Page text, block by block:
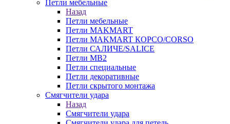
Петли мебельные
Назад
Петли мебельные
Петли MAKMART
Петли MAKMART КОРСО/CORSO
Петли САЛИЧЕ/SALICE
Петли MB2
Петли специальные
Петли декоративные
Петли скрытого монтажа
Смягчители удара
Назад
Смягчители удара